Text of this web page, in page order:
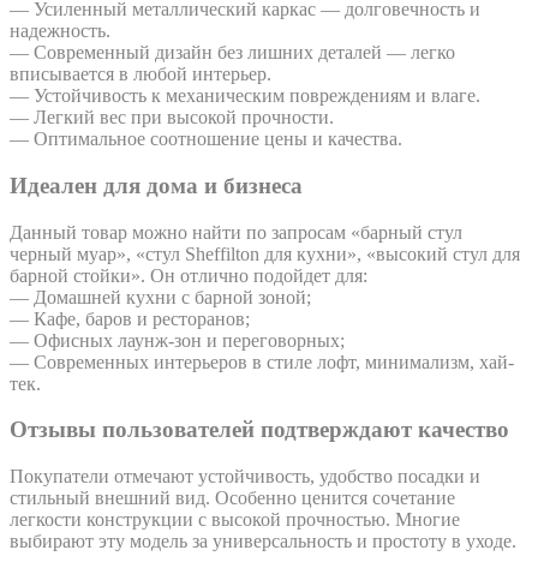
— Усиленный металлический каркас — долговечность и
надежность.
— Современный дизайн без лишних деталей — легко
вписывается в любой интерьер.
— Устойчивость к механическим повреждениям и влаге.
— Легкий вес при высокой прочности.
— Оптимальное соотношение цены и качества.
Идеален для дома и бизнеса
Данный товар можно найти по запросам «барный стул
черный муар», «стул Sheffilton для кухни», «высокий стул для
барной стойки». Он отлично подойдет для:
— Домашней кухни с барной зоной;
— Кафе, баров и ресторанов;
— Офисных лаунж-зон и переговорных;
— Современных интерьеров в стиле лофт, минимализм, хай-
тек.
Отзывы пользователей подтверждают качество
Покупатели отмечают устойчивость, удобство посадки и
стильный внешний вид. Особенно ценится сочетание
легкости конструкции с высокой прочностью. Многие
выбирают эту модель за универсальность и простоту в уходе.